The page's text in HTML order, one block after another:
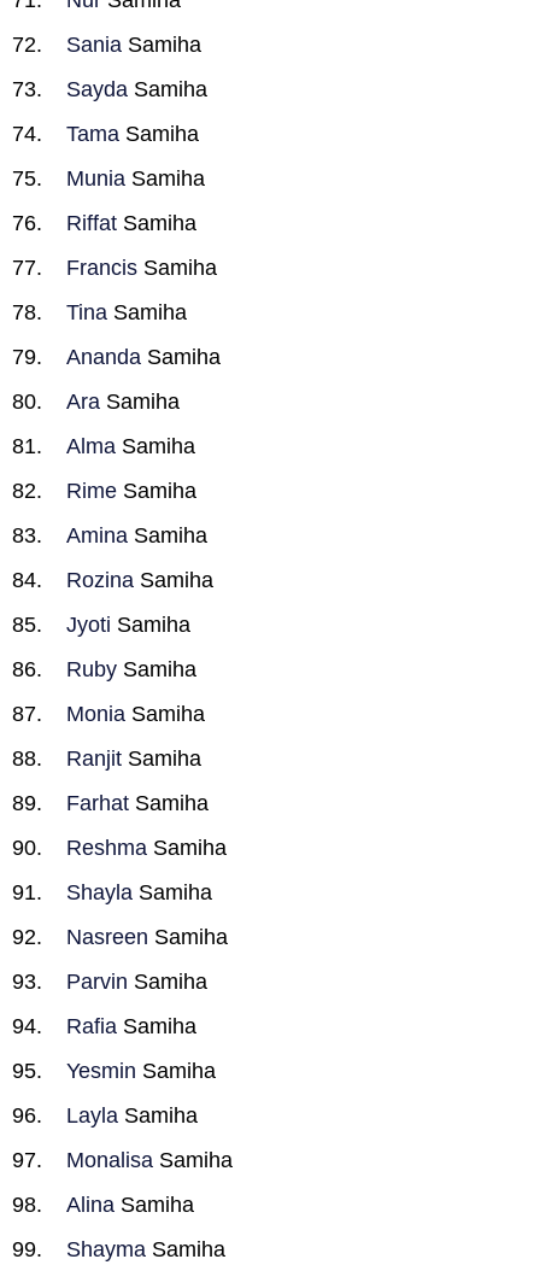
Sania Samiha
Sayda Samiha
Tama Samiha
Munia Samiha
Riffat Samiha
Francis Samiha
Tina Samiha
Ananda Samiha
Ara Samiha
Alma Samiha
Rime Samiha
Amina Samiha
Rozina Samiha
Jyoti Samiha
Ruby Samiha
Monia Samiha
Ranjit Samiha
Farhat Samiha
Reshma Samiha
Shayla Samiha
Nasreen Samiha
Parvin Samiha
Rafia Samiha
Yesmin Samiha
Layla Samiha
Monalisa Samiha
Alina Samiha
Shayma Samiha